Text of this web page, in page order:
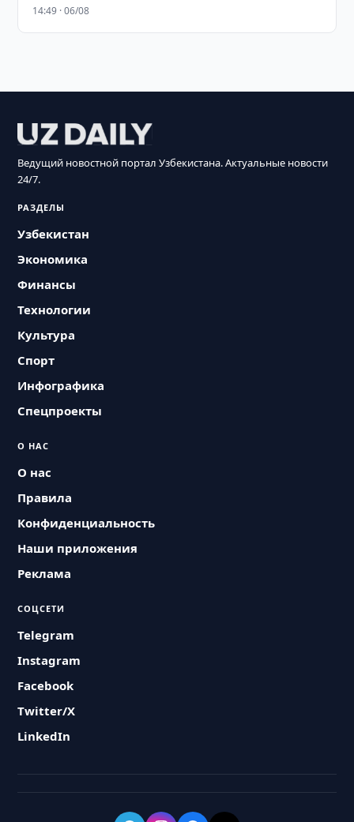
14:49 · 06/08
Ведущий новостной портал Узбекистана. Актуальные новости
24/7.
РАЗДЕЛЫ
Узбекистан
Экономика
Финансы
Технологии
Культура
Спорт
Инфографика
Спецпроекты
О НАС
О нас
Правила
Конфиденциальность
Наши приложения
Реклама
СОЦСЕТИ
Telegram
Instagram
Facebook
Twitter/X
LinkedIn